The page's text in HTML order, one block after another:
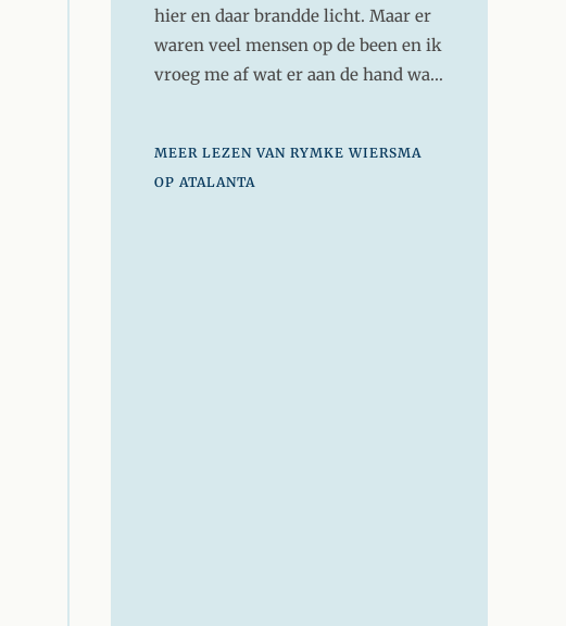
hier en daar brandde licht. Maar er
waren veel mensen op de been en ik
vroeg me af wat er aan de hand wa…
MEER LEZEN VAN RYMKE WIERSMA
OP ATALANTA